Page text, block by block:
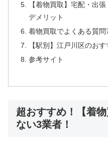
【着物買取】宅配・出
デメリット
着物買取でよくある質問
【駅別】江戸川区のお
参考サイト
超おすすめ！【着
ない3業者！